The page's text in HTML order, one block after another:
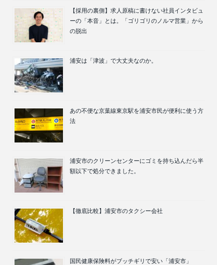
【採用の裏側】求人原稿に書けない社員インタビュ
ーの「本音」とは。「ゴリゴリのノルマ営業」から
の脱出
浦安は「津波」で大丈夫なのか。
あの不便な京葉線東京駅を浦安市民が便利に使う方
法
浦安市のクリーンセンターにゴミを持ち込んだら半
額以下で処分できました。
【徹底比較】浦安市のタクシー会社
国民健康保険料がブッチギリで安い「浦安市」